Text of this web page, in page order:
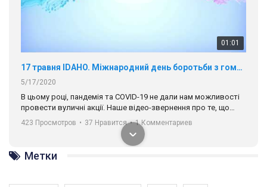
01:01
17 травня IDAHO. Міжнародний день боротьби з гомофобією трансфобією і біфобія.
5/17/2020
В цьому році, пандемія та COVІD-19 не дали нам можливості
провести вуличні акції. Наше відео-звернення про те, що
навіть коли ми у різних містах та не можемо зустрінеться, ми
разом. Ми закликаємо всіх хто поділяє цінності рівності та
солідарності, приєднатися до нас. Регіональні підрозділи
ГАУ є в 16 областях України.
Разом наш голос лунає гучніше!
423 Просмотров • 37 Нравится • 1 Комментариев
Метки